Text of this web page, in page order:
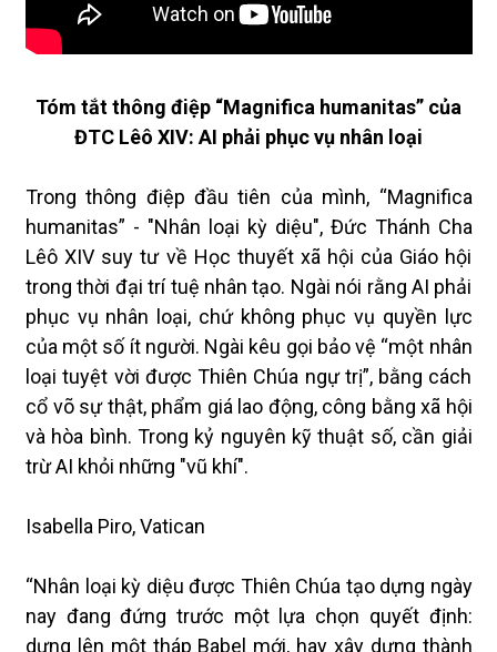
Tóm tắt thông điệp “Magnifica humanitas” của
ĐTC Lêô XIV: AI phải phục vụ nhân loại
Trong thông điệp đầu tiên của mình, “Magnifica
humanitas” - "Nhân loại kỳ diệu", Đức Thánh Cha
Lêô XIV suy tư về Học thuyết xã hội của Giáo hội
trong thời đại trí tuệ nhân tạo. Ngài nói rằng AI phải
phục vụ nhân loại, chứ không phục vụ quyền lực
của một số ít người. Ngài kêu gọi bảo vệ “một nhân
loại tuyệt vời được Thiên Chúa ngự trị”, bằng cách
cổ võ sự thật, phẩm giá lao động, công bằng xã hội
và hòa bình. Trong kỷ nguyên kỹ thuật số, cần giải
trừ AI khỏi những "vũ khí".
Isabella Piro, Vatican
“Nhân loại kỳ diệu được Thiên Chúa tạo dựng ngày
nay đang đứng trước một lựa chọn quyết định:
dựng lên một tháp Babel mới, hay xây dựng thành